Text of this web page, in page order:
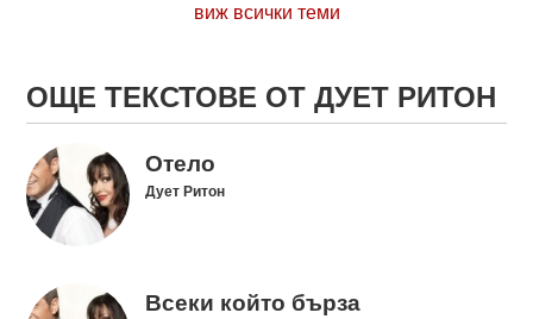
виж всички теми
ОЩЕ ТЕКСТОВЕ ОТ ДУЕТ РИТОН
Отело
Дует Ритон
Всеки който бърза